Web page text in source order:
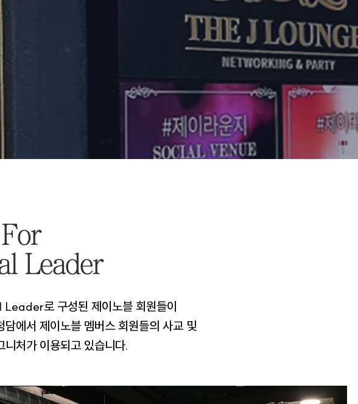
Leader
로 구성된 제이노블 회원들이
에서 제이노블 멤버스 회원들의 사교 및
처가 이용되고 있습니다.